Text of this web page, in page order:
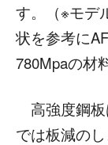
す。（※モデ
状を参考に
780Mpaの材
高強度鋼板
では板減の